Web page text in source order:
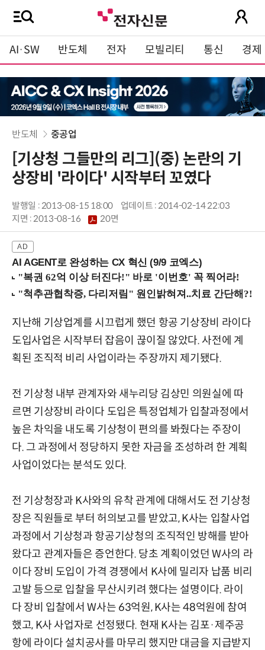
AI·SW 반도체 전자 모빌리티 통신 경제
반도체 중공업
[기상청 그들만의 리그](중) 논란의 기
상장비 '라이다' 시작부터 꼬였다
발행일 : 2013-08-15 18:00
업데이트 : 2014-02-14 22:03
지면 :2013-08-16 20면
AI AGENT로 완성하는 CX 혁신 (9/9 코엑스)
지난해 기상업계를 시끄럽게 했던 항공 기상장비 라이다
도입사업은 시작부터 잡음이 끊이질 않았다. 사전에 계
획된 조직적 비리 사업이라는 주장까지 제기됐다.
전 기상청 내부 관계자와 새누리당 김상민 의원실에 따
르면 기상장비 라이다 도입은 특정업체가 입찰과정에서
높은 차익을 내도록 기상청이 편의를 봐줬다는 주장이
다. 그 과정에서 정당하지 못한 자금을 조성하려 한 계획
사업이었다는 분석도 있다.
전 기상청장과 K사와의 유착 관계에 대해서도 전 기상청
장은 직원들로 부터 허의보고를 받았고, K사는 입찰사업
과정에서 기상청과 항공기상청의 조직적인 방해를 받아
왔다고 관계자들은 증언한다. 당초 계획이었던 W사의 라
이다 장비 도입이 가격 경쟁에서 K사에 밀리자 납품 비리
고발 등으로 입찰을 무산시키려 했다는 설명이다. 라이
다 장비 입찰에서 W사는 63억원, K사는 48억원에 참여
했고, K사 사업자로 선정됐다. 현재 K사는 김포·제주공
항에 라이다 설치공사를 마무리 했지만 대금을 지급받지